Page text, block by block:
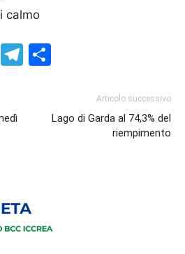
calmo
WhatsApp
Telegram
Articolo successivo
Lago di Garda al 74,3% del
riempimento